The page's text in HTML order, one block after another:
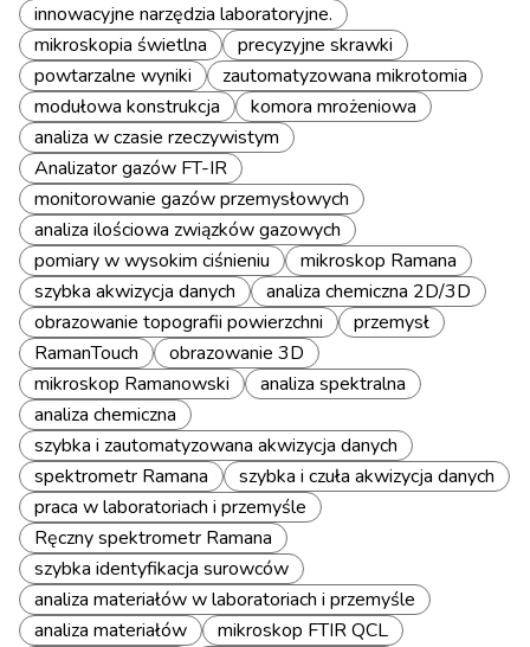
innowacyjne narzędzia laboratoryjne.
mikroskopia świetlna
precyzyjne skrawki
powtarzalne wyniki
zautomatyzowana mikrotomia
modułowa konstrukcja
komora mrożeniowa
analiza w czasie rzeczywistym
Analizator gazów FT-IR
monitorowanie gazów przemysłowych
analiza ilościowa związków gazowych
pomiary w wysokim ciśnieniu
mikroskop Ramana
szybka akwizycja danych
analiza chemiczna 2D/3D
obrazowanie topografii powierzchni
przemysł
RamanTouch
obrazowanie 3D
mikroskop Ramanowski
analiza spektralna
analiza chemiczna
szybka i zautomatyzowana akwizycja danych
spektrometr Ramana
szybka i czuła akwizycja danych
praca w laboratoriach i przemyśle
Ręczny spektrometr Ramana
szybka identyfikacja surowców
analiza materiałów w laboratoriach i przemyśle
analiza materiałów
mikroskop FTIR QCL